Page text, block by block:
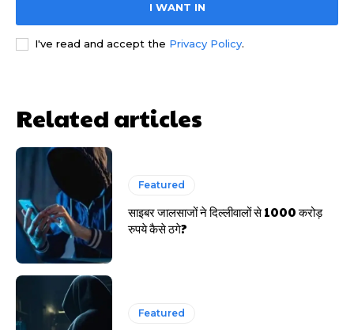
I WANT IN
I've read and accept the Privacy Policy.
Related articles
Featured
साइबर जालसाजों ने दिल्लीवालों से 1000 करोड़
रुपये कैसे ठगे?
Featured